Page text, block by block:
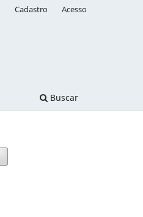
Buscar
Cadastro Acesso